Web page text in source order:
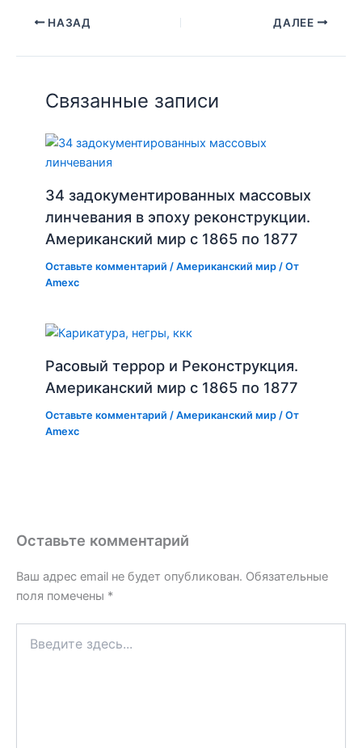
НАЗАД ДАЛЕЕ
Связанные записи
34 задокументированных массовых
линчевания в эпоху реконструкции.
Американский мир с 1865 по 1877
Оставьте комментарий /Американский мир / От
Amexc
Расовый террор и Реконструкция.
Американский мир с 1865 по 1877
Оставьте комментарий /Американский мир / От
Amexc
Оставьте комментарий
Ваш адрес email не будет опубликован. Обязательные
поля помечены *
здесь...